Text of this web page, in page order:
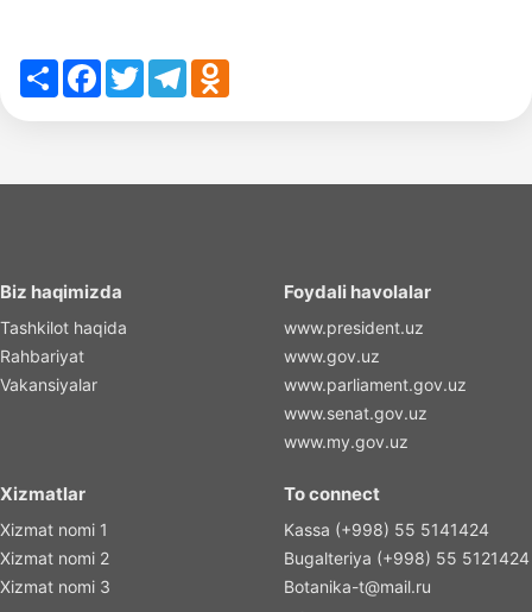
ShareFacebook
TwitterTelegramOdnoklassniki
Biz haqimizda
Tashkilot haqida
Rahbariyat
Vakansiyalar
Foydali havolalar
www.president.uz
www.gov.uz
www.parliament.gov.uz
www.senat.gov.uz
www.my.gov.uz
Xizmatlar
Xizmat nomi 1
Xizmat nomi 2
Xizmat nomi 3
To connect
Kassa (+998) 55 5141424
Bugalteriya (+998) 55 5121424
Botanika-t@mail.ru